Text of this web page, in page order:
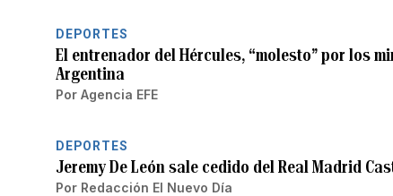
DEPORTES
El entrenador del Hércules, “molesto” por los
Argentina
Por Agencia EFE
DEPORTES
Jeremy De León sale cedido del Real Madrid
Por Redacción El Nuevo Día